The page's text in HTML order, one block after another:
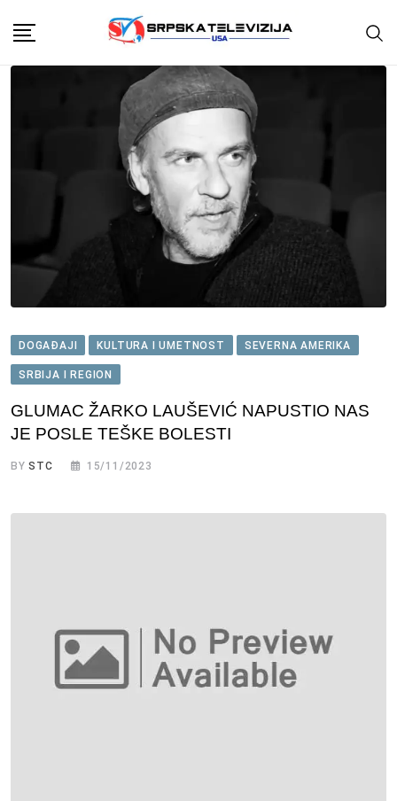
content
DOGAĐAJI KULTURA I UMETNOST SEVERNA AMERIKA
SRBIJA I REGION
GLUMAC ŽARKO LAUŠEVIĆ NAPUSTIO NAS
JE POSLE TEŠKE BOLESTI
BYSTC 15/11/2023